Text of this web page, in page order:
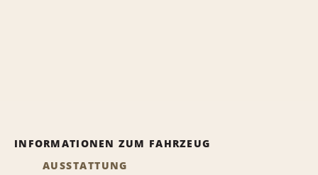
INFORMATIONEN ZUM FAHRZEUG
AUSSTATTUNG